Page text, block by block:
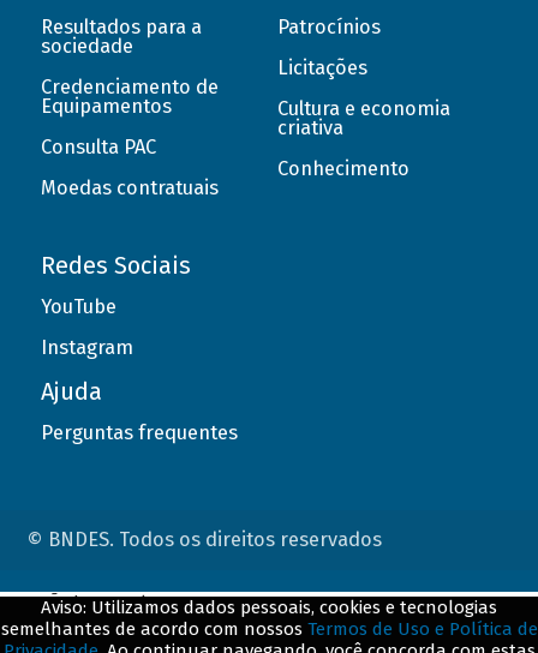
Resultados para a
sociedade
Credenciamento de
Equipamentos
Consulta PAC
Moedas contratuais
Patrocínios
Licitações
Cultura e economia
criativa
Conhecimento
Redes Sociais
YouTube
Instagram
Ajuda
Perguntas frequentes
© BNDES. Todos os direitos reservados
Aviso: Utilizamos dados pessoais, cookies e tecnologias
semelhantes de acordo com nossos Termos de Uso e Política de
ConteÃºdo complementar
${title}${badge}